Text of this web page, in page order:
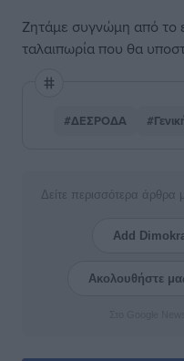
Ζητάμε συγνώμη από το
ταλαιπωρία που θα
#ΔΕΣΡΟΔΑ
Δείτε περισσότερα
Add
Ακολουθήστε